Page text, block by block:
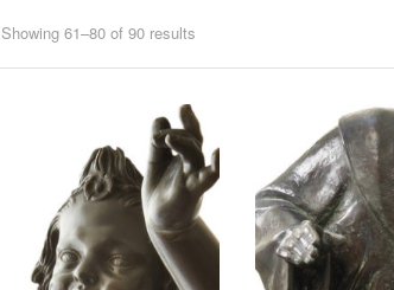
Showing 61–80 of 90 results